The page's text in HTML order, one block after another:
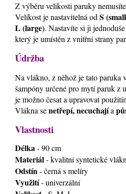
Z výběru velikosti paruky
Velikost je nastavitelná od S
L (large). Nastavíte si ji
který je umístěn z vnitřní strany
Údržba
Na vlákno, z něhož je tato paruka
šampóny určené pro mytí paruk z
je možno česat a upravovat
Vlákna senetřepí, necuchajía
Vlastnosti
Délka- 90 cm
Materiál- kvalitní syntetické
Odstín- černá s melíry
Využití- univerzální